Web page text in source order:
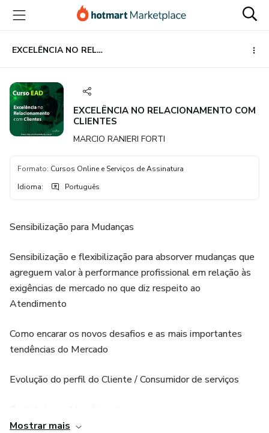
para
conteúdo
principal
para
pagamento
para
rodapé
EXCELÊNCIA NO RELACIONAMENTO COM CLIENTES
EXCELÊNCIA NO RELACIONAMENTO COM
CLIENTES
MARCIO RANIERI FORTI
Formato: Cursos Online e Serviços de Assinatura
Idioma: Português
Sensibilização para Mudanças
Sensibilização e flexibilização para absorver mudanças que
agreguem valor à performance profissional em relação às
exigências de mercado no que diz respeito ao
Atendimento
Como encarar os novos desafios e as mais importantes
tendências do Mercado
Evolução do perfil do Cliente / Consumidor de serviços
Mostrar mais